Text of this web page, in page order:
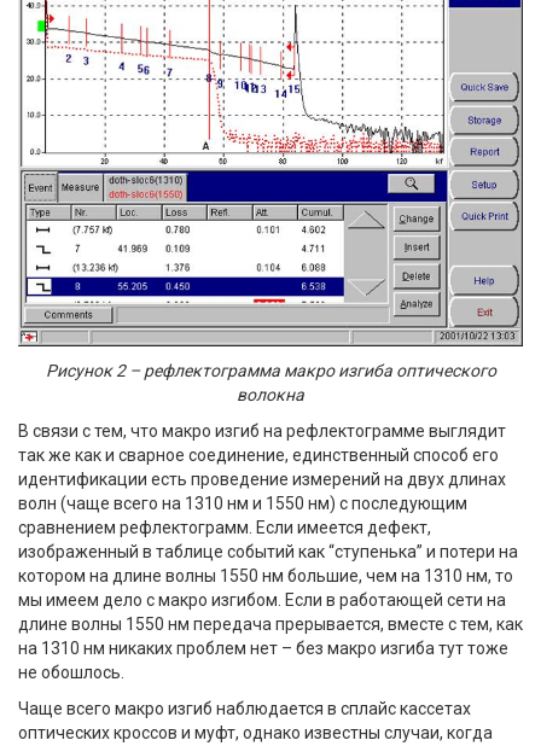
Рисунок 2 – рефлектограмма макро изгиба оптического
волокна
В связи с тем, что макро изгиб на рефлектограмме выглядит
так же как и сварное соединение, единственный способ его
идентификации есть проведение измерений на двух длинах
волн (чаще всего на 1310 нм и 1550 нм) с последующим
сравнением рефлектограмм. Если имеется дефект,
изображенный в таблице событий как “ступенька” и потери на
котором на длине волны 1550 нм большие, чем на 1310 нм, то
мы имеем дело с макро изгибом. Если в работающей сети на
длине волны 1550 нм передача прерывается, вместе с тем, как
на 1310 нм никаких проблем нет – без макро изгиба тут тоже
не обошлось.
Чаще всего макро изгиб наблюдается в сплайс кассетах
оптических кроссов и муфт, однако известны случаи, когда